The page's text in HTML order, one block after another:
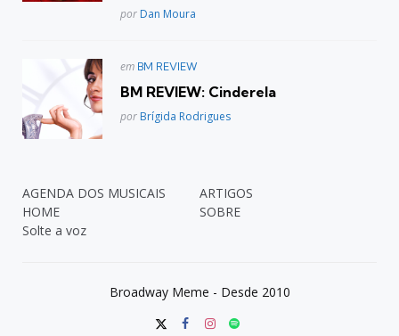
Posted
por Dan Moura
Postado
em BM REVIEW
BM REVIEW: Cinderela
Posted
por Brígida Rodrigues
AGENDA DOS MUSICAIS
ARTIGOS
HOME
SOBRE
Solte a voz
Broadway Meme - Desde 2010